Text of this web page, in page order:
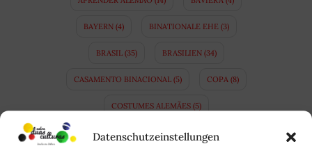
Datenschutzeinstellungen
BAYERN(4) BINATIONALE EHE(3)
BRASIL(35) BRASILIEN(34)
CASAMENTO BINACIONAL(5) COPA (8)
COSTUMES ALEMÃES(5)
COSTUMES BRASILEIROS (4)